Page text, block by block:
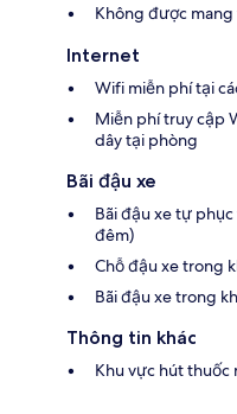
Không được
Internet
Wifi miễn phí tại
Miễn phí truy cập
dây tại phòng
Bãi đậu xe
Bãi đậu xe tự
đêm)
Chỗ đậu xe trong
Bãi đậu xe trong
Thông tin khác
Khu vực hút thuốc